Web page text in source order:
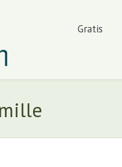
Gratis